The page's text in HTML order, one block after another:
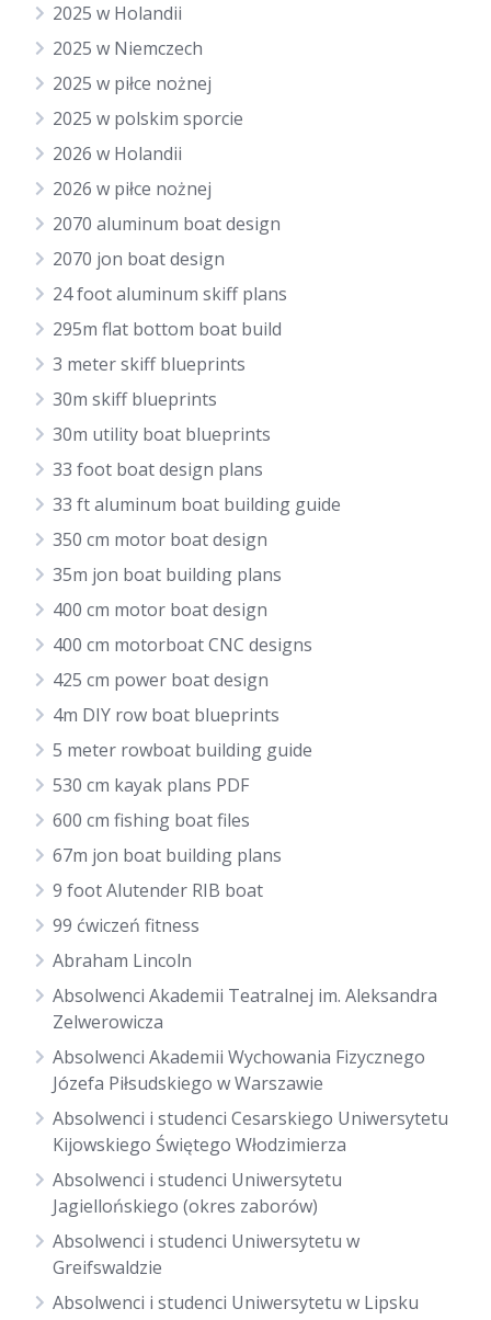
2025 w Holandii
2025 w Niemczech
2025 w piłce nożnej
2025 w polskim sporcie
2026 w Holandii
2026 w piłce nożnej
2070 aluminum boat design
2070 jon boat design
24 foot aluminum skiff plans
295m flat bottom boat build
3 meter skiff blueprints
30m skiff blueprints
30m utility boat blueprints
33 foot boat design plans
33 ft aluminum boat building guide
350 cm motor boat design
35m jon boat building plans
400 cm motor boat design
400 cm motorboat CNC designs
425 cm power boat design
4m DIY row boat blueprints
5 meter rowboat building guide
530 cm kayak plans PDF
600 cm fishing boat files
67m jon boat building plans
9 foot Alutender RIB boat
99 ćwiczeń fitness
Abraham Lincoln
Absolwenci Akademii Teatralnej im. Aleksandra
Zelwerowicza
Absolwenci Akademii Wychowania Fizycznego
Józefa Piłsudskiego w Warszawie
Absolwenci i studenci Cesarskiego Uniwersytetu
Kijowskiego Świętego Włodzimierza
Absolwenci i studenci Uniwersytetu
Jagiellońskiego (okres zaborów)
Absolwenci i studenci Uniwersytetu w
Greifswaldzie
Absolwenci i studenci Uniwersytetu w Lipsku